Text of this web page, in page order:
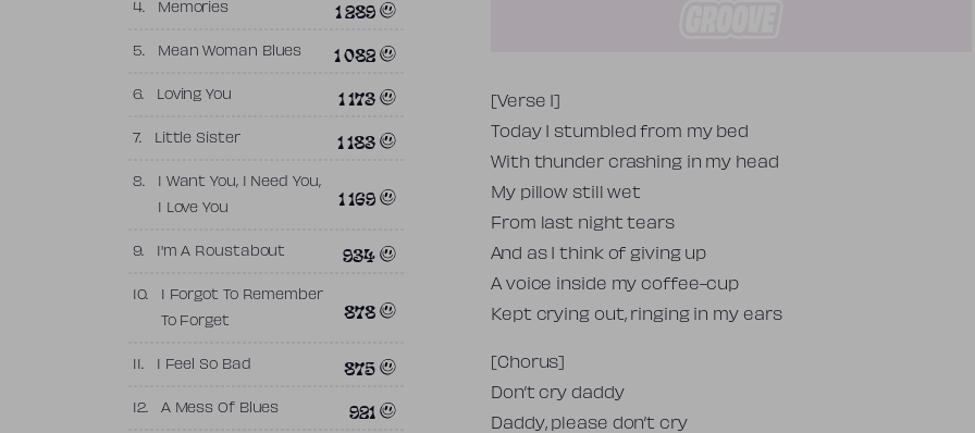
4. Memories 1 289
5. Mean Woman Blues 1 082
6. Loving You 1 173
7. Little Sister 1 183
8.
I Want You, I Need You,
I Love You
1 169
9. I'm A Roustabout 934
10.
I Forgot To Remember
To Forget
878
11. I Feel So Bad 875
12. A Mess Of Blues 921
Tekst piosenki
[Verse 1]
Today I stumbled from my bed
With thunder crashing in my head
My pillow still wet
From last night tears
And as I think of giving up
A voice inside my coffee-cup
Kept crying out, ringing in my ears
[Chorus]
Don’t cry daddy
Daddy, please don’t cry